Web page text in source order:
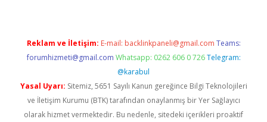
Reklam ve İletişim: E-mail: backlinkpaneli@gmail.com Teams:
forumhizmeti@gmail.com Whatsapp: 0262 606 0 726 Telegram:
@karabul
Yasal Uyarı: Sitemiz, 5651 Sayılı Kanun gereğince Bilgi Teknolojileri
ve İletişim Kurumu (BTK) tarafından onaylanmış bir Yer Sağlayıcı
olarak hizmet vermektedir. Bu nedenle, sitedeki içerikleri proaktif